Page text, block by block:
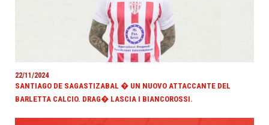
22/11/2024
SANTIAGO DE SAGASTIZABAL � UN NUOVO ATTACCANTE DEL
BARLETTA CALCIO. DRAG� LASCIA I BIANCOROSSI.